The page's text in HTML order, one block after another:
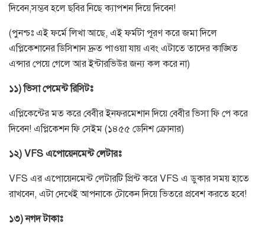
দিবেন,সম্ভব হলে ছবির নিছে ক্যাপশন দিয়ে দিবেন!
(পুনশ্চঃ এই ফর্মে লিখা আছে, এই ফর্মটা পূরণ করে জমা দিলে
এপ্লিকেশানের ডিসিশান দ্রুত পাওয়া যায় এবং এটাতে তাদের কাঙ্খিত
এন্সার পেয়ে গেলে আর ইন্টারভিউর জন্য কল করে না)
১১)ভিসা পেমেন্ট রিসিটঃ
এপ্লিকেন্টের মত করে বেবীর ইনফরমেশান দিয়ে বেবীর ভিসা ফি পে করে
দিবেন! এপ্লিকেশন ফি সেইম (১৪৫৫ ডেনিশ ক্রোনার)
১২) VFS এপোয়েনমেন্ট লেটারঃ
VFS এর এপোয়েনমেন্ট লেটারটি প্রিন্ট করে VFS এ ডুকার সময় হাতে
রাখবেন, এটা দেখেই আপনাকে টোকেন দিয়ে ভিতরে প্রবেশ করতে হবে!
১৩)নগদ টাকাঃ